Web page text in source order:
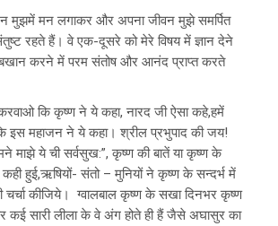
मुझमें मन लगाकर और अपना जीवन मुझे समर्पित
रहते हैं। वे एक-दूसरे को मेरे विषय में ज्ञान देने
बखान करने में परम संतोष और आनंद प्राप्त करते
कि कृष्ण ने ये कहा, नारद जी ऐसा कहे,हमें
कि इस महाजन ने ये कहा। श्रील प्रभुपाद की जय!
माझे ये ची सर्वसुख:”, कृष्ण की बातें या कृष्ण के
कही हुई,ऋषियों- संतो – मुनियों ने कृष्ण के सन्दर्भ में
चर्चा कीजिये। ग्वालबाल कृष्ण के सखा दिनभर कृष्ण
कई सारी लीला के वे अंग होते ही हैं जैसे अघासुर का